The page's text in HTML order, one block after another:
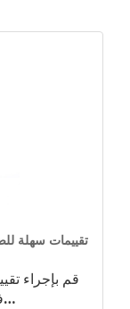
تقييمات سهلة
قم بإجراء
…